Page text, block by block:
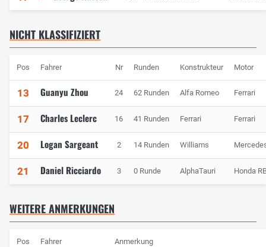
NICHT KLASSIFIZIERT
Pos Fahrer Nr Runden Konstrukteur Motor
13 Guanyu Zhou 24 62 Runden Alfa Romeo Ferrari
17 Charles Leclerc 16 41 Runden Ferrari Ferrari
20 Logan Sargeant 2 14 Runden Williams
21 Daniel Ricciardo 3 0 Runde AlphaTauri Honda
WEITERE ANMERKUNGEN
Pos Fahrer Anmerkung